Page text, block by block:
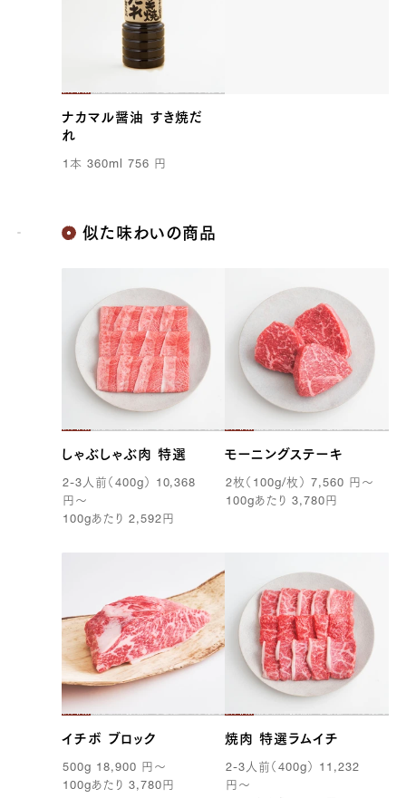
28,512 円 23760.0
39369100296323 true [量り売り] 1.2kg true ST-1200
99999
ナカマル醤油 すき焼だ
れ
1 本 360ml 756 円
似た味わいの商品
しゃぶしゃぶ肉 特選
2-3人前（ 400g ）
10,368
円 〜
100g あたり 2,592 円
モーニングステーキ
2枚（ 100g/枚） 7,560 円 〜
100g あたり3,780 円
イチボ ブロック
500g 18,900 円 〜
100g あたり 3,780 円
焼肉 特選ラムイチ
2-3人前（400g ） 11,232
円 〜